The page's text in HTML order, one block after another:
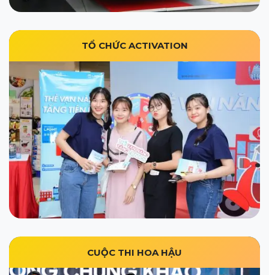
TỔ CHỨC ACTIVATION
CUỘC THI HOA HẬU